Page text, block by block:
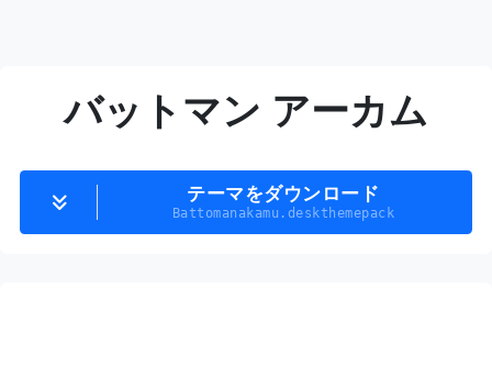
バットマン アーカム
テーマをダウンロード
Battomanakamu.deskthemepack